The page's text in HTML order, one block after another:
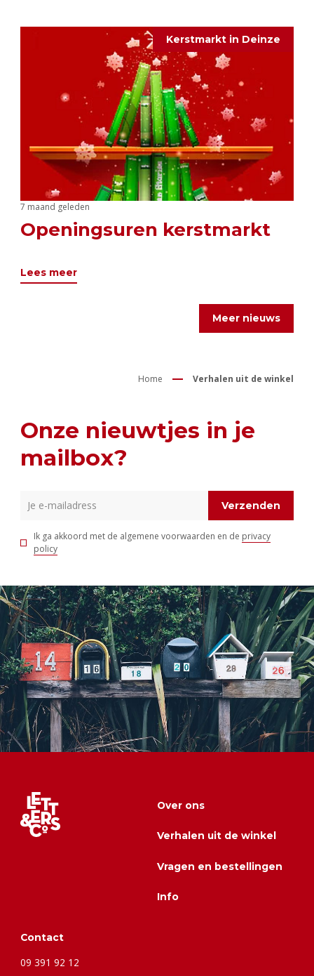
Kerstmarkt in Deinze
7 maand geleden
Openingsuren kerstmarkt
Lees meer
Meer nieuws
Home Verhalen uit de winkel
Onze nieuwtjes in je
mailbox?
Verzenden
Ik ga akkoord met de algemene voorwaarden en de privacy
policy
Over ons
Verhalen uit de winkel
Vragen en bestellingen
Info
Contact
09 391 92 12